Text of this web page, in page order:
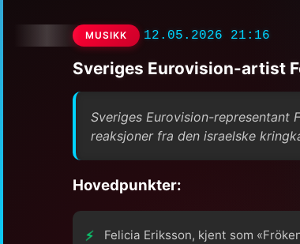
MUSIKK 12.05.2026 21:16
Sveriges Eurovision-artist
Sveriges Eurovision-representant
reaksjoner fra den israelske
Hovedpunkter:
Felicia Eriksson, kjent som